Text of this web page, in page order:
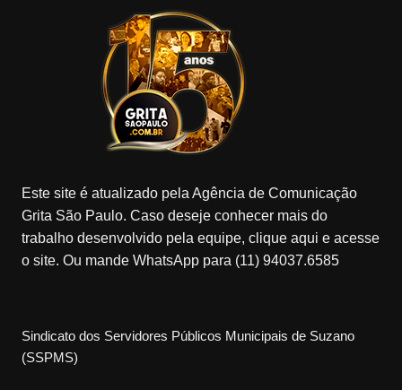
Este site é atualizado pela Agência de Comunicação
Grita São Paulo. Caso deseje conhecer mais do
trabalho desenvolvido pela equipe, clique aqui e acesse
o site. Ou mande WhatsApp para (11) 94037.6585
Sindicato dos Servidores Públicos Municipais de Suzano
(SSPMS)